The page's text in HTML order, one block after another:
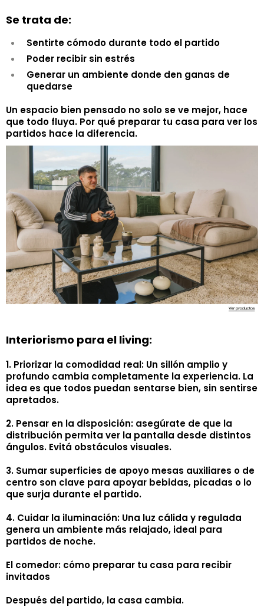
Se trata de:
Sentirte cómodo durante todo el partido
Poder recibir sin estrés
Generar un ambiente donde den ganas de
quedarse
Un espacio bien pensado no solo se ve mejor, hace
que todo fluya. Por qué preparar tu casa para ver los
partidos hace la diferencia.
Interiorismo para el living:
1. Priorizar la comodidad real: Un sillón amplio y
profundo cambia completamente la experiencia. La
idea es que todos puedan sentarse bien, sin sentirse
apretados.
2. Pensar en la disposición: asegúrate de que la
distribución permita ver la pantalla desde distintos
ángulos. Evitá obstáculos visuales.
3. Sumar superficies de apoyo mesas auxiliares o de
centro son clave para apoyar bebidas, picadas o lo
que surja durante el partido.
4. Cuidar la iluminación: Una luz cálida y regulada
genera un ambiente más relajado, ideal para
partidos de noche.
El comedor: cómo preparar tu casa para recibir
invitados
Después del partido, la casa cambia.